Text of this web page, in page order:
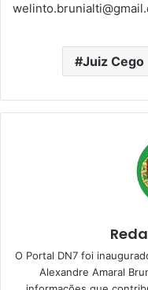
Juiz Cego
O Portal DN7 foi
Alexandre Amaral